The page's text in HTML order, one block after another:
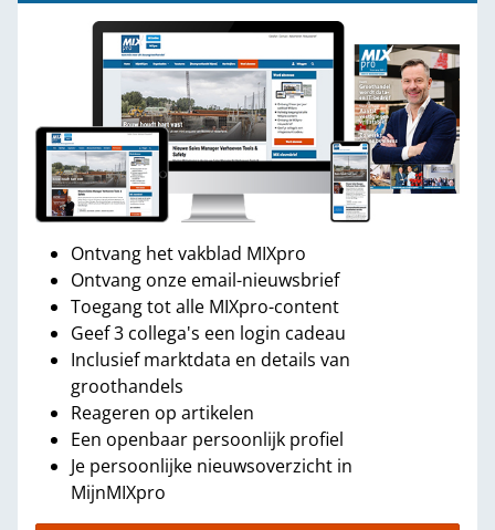
Ontvang het vakblad MIXpro
Ontvang onze email-nieuwsbrief
Toegang tot alle MIXpro-content
Geef 3 collega's een login cadeau
Inclusief marktdata en details van
groothandels
Reageren op artikelen
Een openbaar persoonlijk profiel
Je persoonlijke nieuwsoverzicht in
MijnMIXpro